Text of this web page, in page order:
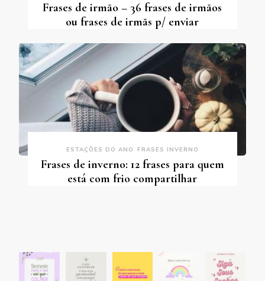
Frases de irmão – 36 frases de irmãos
ou frases de irmãs p/ enviar
ESTAÇÕES DO ANO FRASES INVERNO
Frases de inverno: 12 frases para quem
está com frio compartilhar